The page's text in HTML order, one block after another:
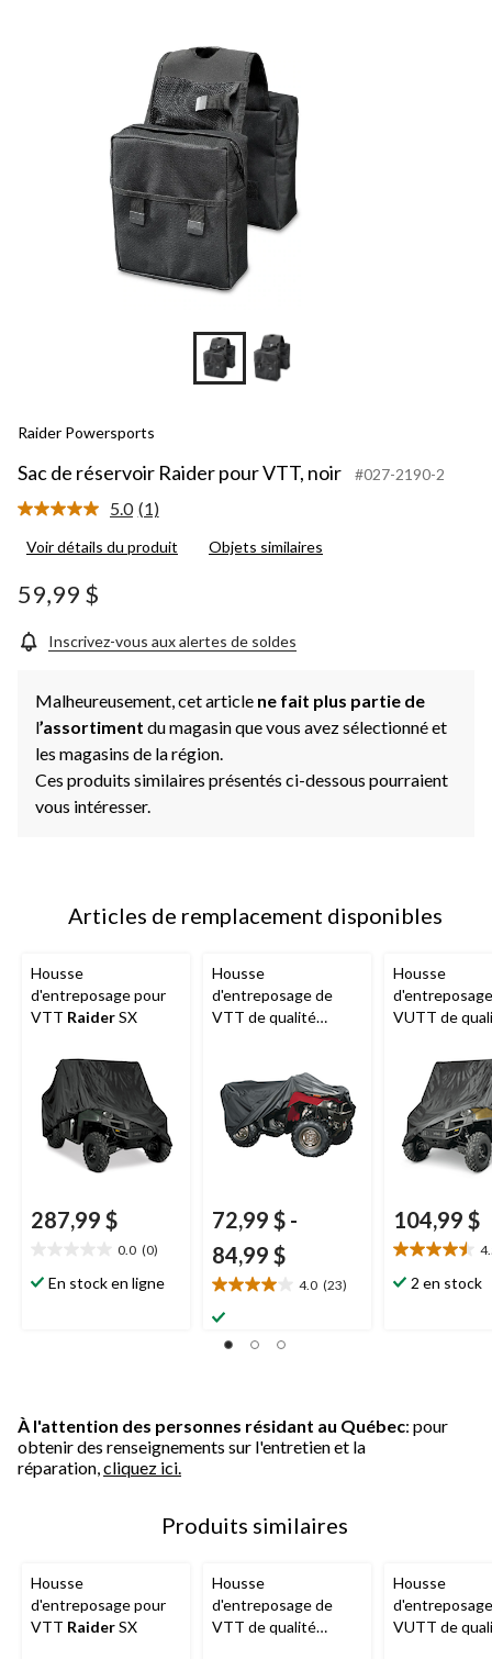
Raider Powersports
Sac de réservoir Raider pour VTT, noir #027-2190-2
5.0 Lire
commentaire.
page.
(1)
Voir détails du produit Objets similaires
59,99 $
Inscrivez-vous aux alertes de soldes
Malheureusement, cet article ne fait plus partie de
l’assortiment du magasin que vous avez sélectionné et
les magasins de la région.
Ces produits similaires présentés ci-dessous pourraient
vous intéresser.
Articles de remplacement disponibles
Housse
d'entreposage pour
VTT RaiderSX
287,99 $
0.0 (0)
étoile(s)
En stock en ligne
Housse
d'entreposage de
VTT de qualité
protection contre les
intempéries, choix de
tailles
72,99 $ -
84,99 $
4.0 (23)
4.0
étoile(s)
sur
Housse
VUTT de
série UTV SX
protection
104,99 $
4.5
étoile(s)
2 en stock
À l'attention des personnes résidant au Québec: pour
obtenir des renseignements sur l'entretien et la
réparation, cliquez ici.
Produits similaires
Housse
d'entreposage pour
VTT RaiderSX
Housse
d'entreposage de
VTT de qualité
Housse
VUTT de